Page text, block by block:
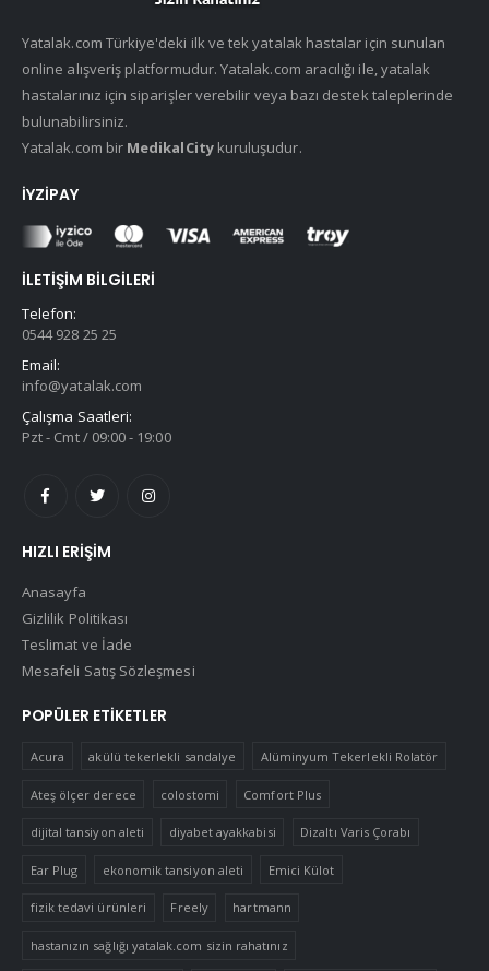
Yatalak.com Türkiye'deki ilk ve tek yatalak hastalar için sunulan
online alışveriş platformudur. Yatalak.com aracılığı ile, yatalak
hastalarınız için siparişler verebilir veya bazı destek taleplerinde
bulunabilirsiniz.
Yatalak.com bir MedikalCitykuruluşudur.
İYZIPAY
İLETIŞIM BILGILERI
Telefon:
0544 928 25 25
Email:
info@yatalak.com
Çalışma Saatleri:
Pzt - Cmt / 09:00 - 19:00
HIZLI ERIŞIM
Anasayfa
Gizlilik Politikası
Teslimat ve İade
Mesafeli Satış Sözleşmesi
POPÜLER ETIKETLER
Acura akülü tekerlekli sandalye Alüminyum Tekerlekli Rolatör
Ateş ölçer derece colostomi Comfort Plus
dijital tansiyon aleti diyabet ayakkabisi Dizaltı Varis Çorabı
Ear Plug ekonomik tansiyon aleti Emici Külot
fizik tedavi ürünleri Freely hartmann
hastanızın sağlığı yatalak.com sizin rahatınız